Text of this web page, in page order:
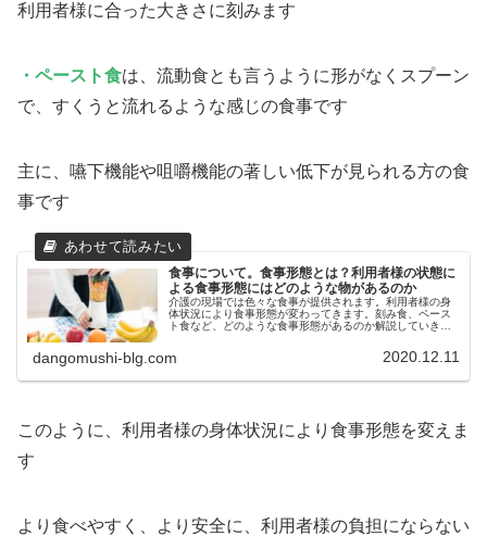
利用者様に合った大きさに刻みます
・ペースト食は、流動食とも言うように形がなくスプーン
で、すくうと流れるような感じの食事です
主に、嚥下機能や咀嚼機能の著しい低下が見られる方の食
事です
食事について。食事形態とは？利用者様の状態に
よる食事形態にはどのような物があるのか
介護の現場では色々な食事が提供されます。利用者様の身
体状況により食事形態が変わってきます。刻み食、ペース
ト食など、どのような食事形態があるのか解説していきた
dangomushi-blg.com 2020.12.11
このように、利用者様の身体状況により食事形態を変えま
す
より食べやすく、より安全に、利用者様の負担にならない